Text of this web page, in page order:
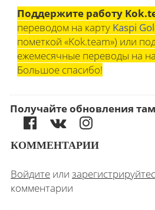
Поддержите работу
переводом на карту Kaspi
пометкой «Kok.team») или
ежемесячные переводы на
Большое спасибо!
Получайте обновления
КОММЕНТАРИИ
Войдите или
комментарии